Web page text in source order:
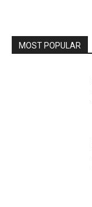
MOST POPULAR